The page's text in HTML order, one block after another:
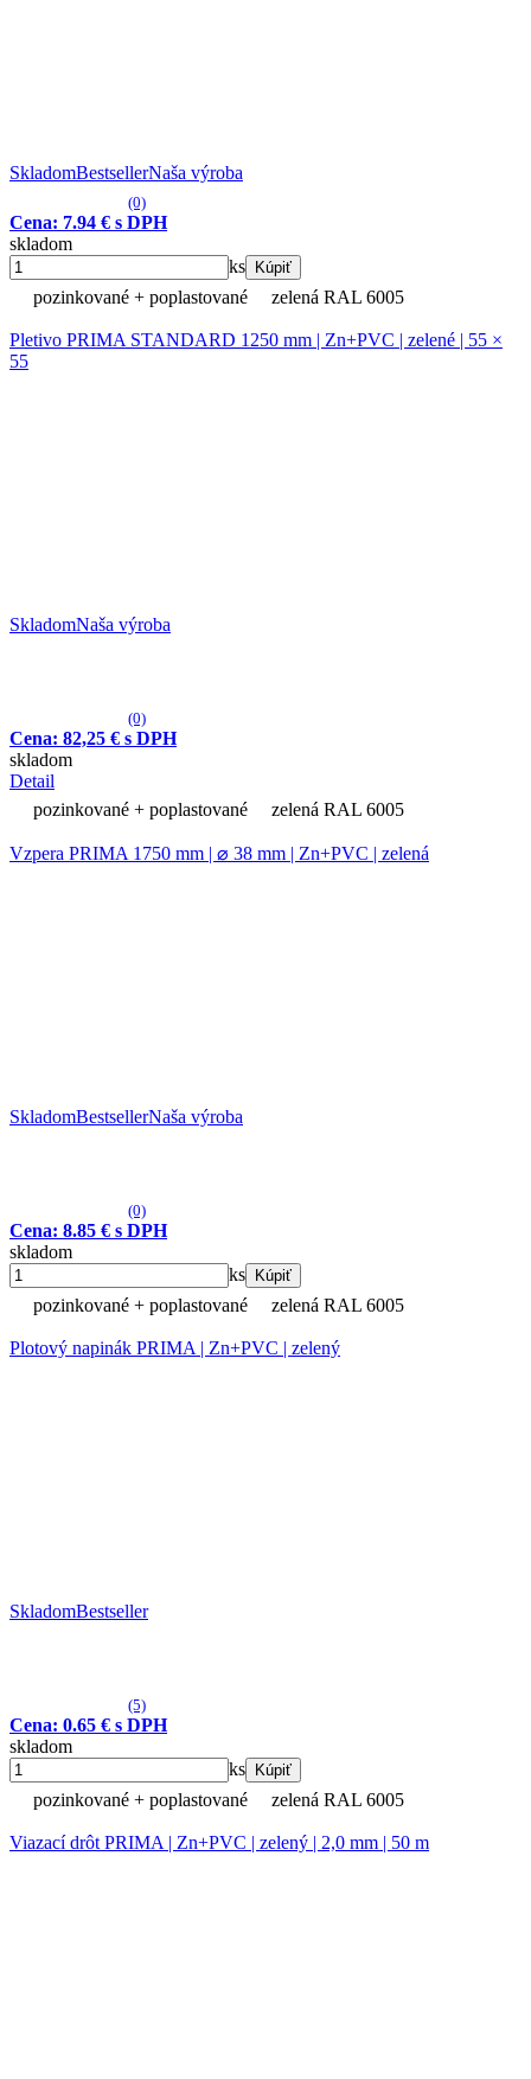
SkladomBestsellerNaša výroba
(0)
Cena: 7.94 € s DPH
skladom
ks
Kúpiť
pozinkované + poplastované zelená RAL 6005
Pletivo PRIMA STANDARD 1250 mm | Zn+PVC | zelené | 55 ×
55
SkladomNaša výroba
(0)
Cena: 82,25 € s DPH
skladom
Detail
pozinkované + poplastované
zelená RAL 6005
Vzpera PRIMA 1750 mm | ⌀ 38 mm | Zn+PVC | zelená
SkladomBestsellerNaša výroba
(0)
Cena: 8.85 € s DPH
skladom
ks
Kúpiť
pozinkované + poplastované zelená RAL 6005
Plotový napinák PRIMA | Zn+PVC | zelený
SkladomBestseller
(5)
Cena: 0.65 € s DPH
skladom
ks
Kúpiť
pozinkované + poplastované zelená RAL 6005
Viazací drôt PRIMA | Zn+PVC | zelený | 2,0 mm | 50 m